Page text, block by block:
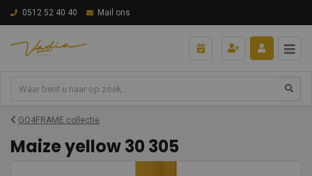
0512 52 40 40 Mail ons
GO4FRAME collectie
Maize yellow 30 305